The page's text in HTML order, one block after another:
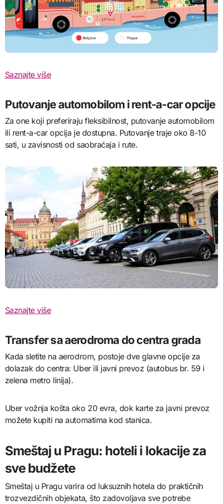
Saznajte više
Putovanje automobilom i rent-a-car opcije
Za one koji preferiraju fleksibilnost, putovanje automobilom
ili rent-a-car opcija je dostupna. Putovanje traje oko 8-10
sati, u zavisnosti od saobraćaja i rute.
Saznajte više
Transfer sa aerodroma do centra grada
Kada sletite na aerodrom, postoje dve glavne opcije za
dolazak do centra: Uber ili javni prevoz (autobus br. 59 i
zelena metro linija).
Uber vožnja košta oko 20 evra, dok karte za javni prevoz
možete kupiti na automatima kod stanica.
Smeštaj u Pragu: hoteli i lokacije za
sve budžete
Smeštaj u Pragu varira od luksuznih hotela do praktičnih
trozvezdičnih objekata, što zadovoljava sve potrebe